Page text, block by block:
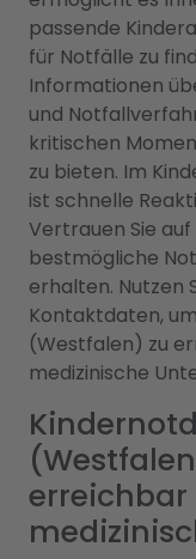
passende
für Notfälle zu
Informationen
und
kritischen
zu bieten. Im
ist schnelle
Vertrauen Sie
bestmögliche
erhalten. Nutzen
Kontaktdaten,
(Westfalen) zu
medizinische